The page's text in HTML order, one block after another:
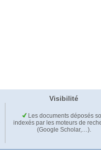
Visibilité
Les documents déposés
indexés par les moteurs de
(Google Scholar,…).